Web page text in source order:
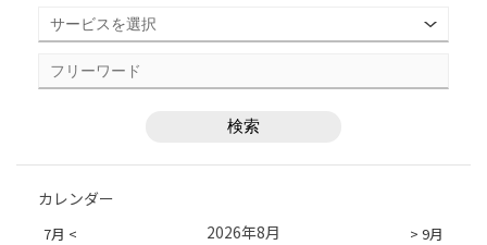
カレンダー
7月 < > 9月
2026年8月